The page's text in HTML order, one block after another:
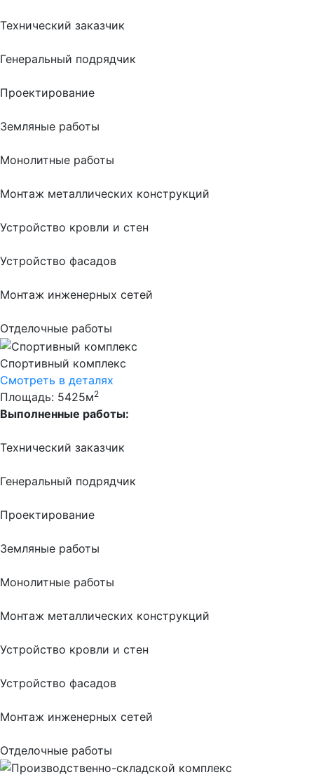
Технический заказчик
Генеральный подрядчик
Проектирование
Земляные работы
Монолитные работы
Монтаж металлических конструкций
Устройство кровли и стен
Устройство фасадов
Монтаж инженерных сетей
Отделочные работы
Спортивный комплекс
Смотреть в деталях
Площадь: 5425м2
Выполненные работы:
Технический заказчик
Генеральный подрядчик
Проектирование
Земляные работы
Монолитные работы
Монтаж металлических конструкций
Устройство кровли и стен
Устройство фасадов
Монтаж инженерных сетей
Отделочные работы